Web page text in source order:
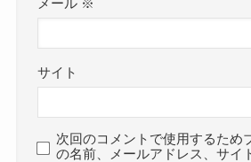
メール ※
サイト
次回のコメントで使用するため
の名前、メールアドレス、サイ